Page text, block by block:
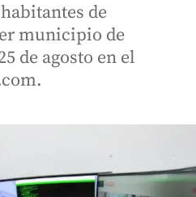
de
municipio de
de agosto en el